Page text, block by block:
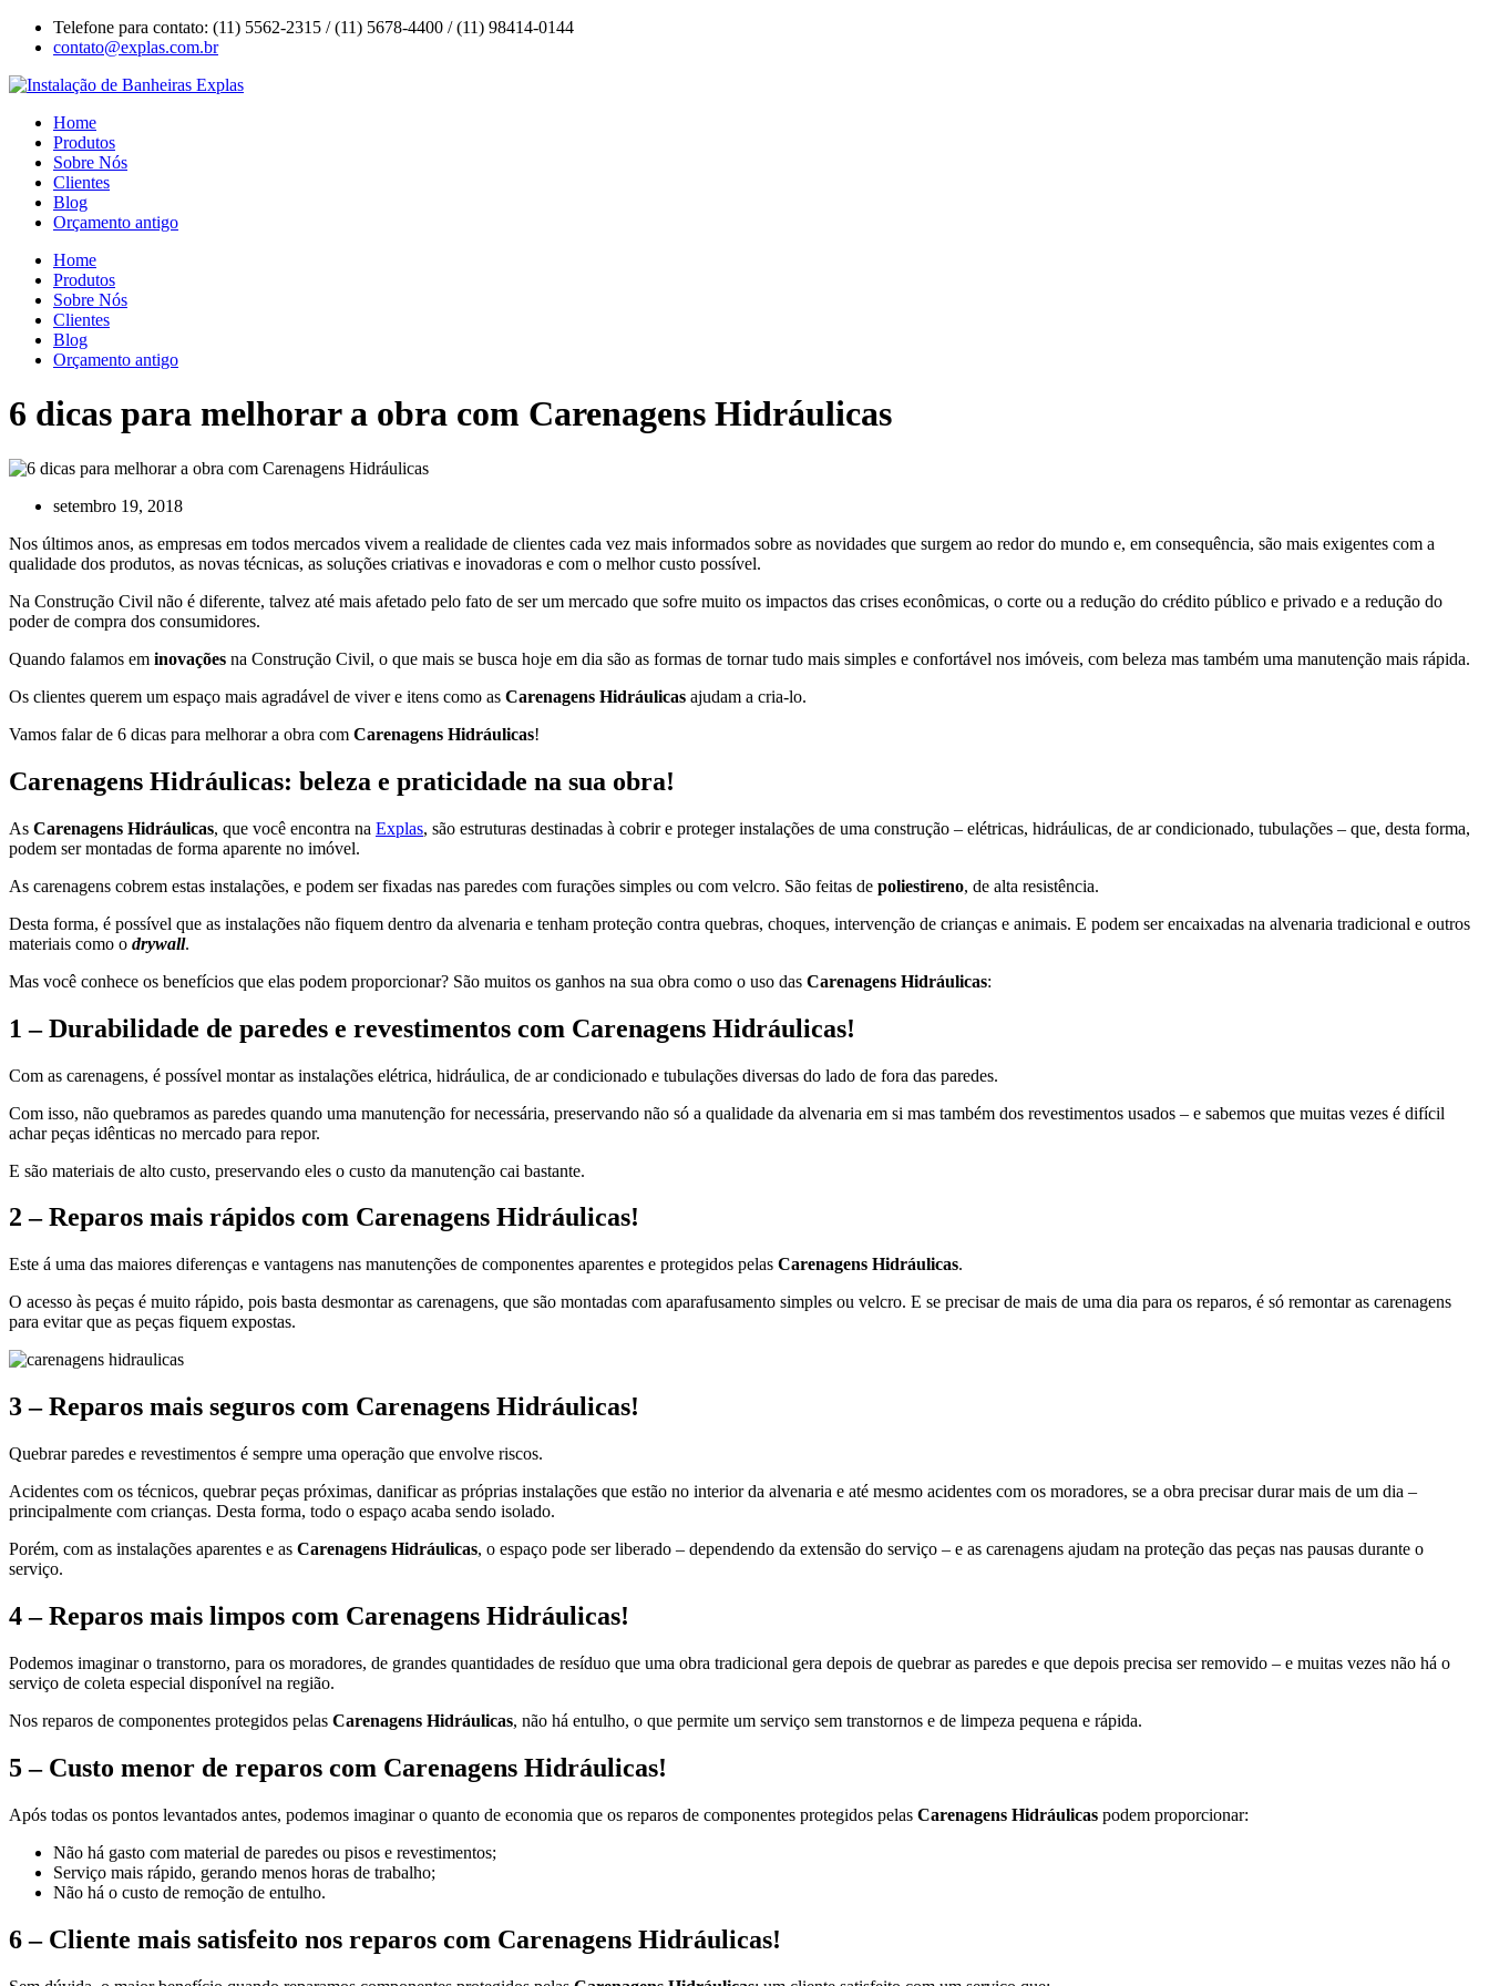
para
conteúdo
Telefone para contato: (11) 5562-2315 / (11) 5678-4400 / (11) 98414-0144
contato@explas.com.br
Home
Produtos
Sobre Nós
Clientes
Blog
Orçamento antigo
Home
Produtos
Sobre Nós
Clientes
Blog
Orçamento antigo
6 dicas para melhorar a obra com Carenagens Hidráulicas
setembro 19, 2018
Nos últimos anos, as empresas em todos mercados vivem a realidade de clientes cada vez mais informados sobre as novidades que surgem ao redor do mundo e, em consequência, são mais exigentes com a
qualidade dos produtos, as novas técnicas, as soluções criativas e inovadoras e com o melhor custo possível.
Na Construção Civil não é diferente, talvez até mais afetado pelo fato de ser um mercado que sofre muito os impactos das crises econômicas, o corte ou a redução do crédito público e privado e a redução do
poder de compra dos consumidores.
Quando falamos em inovações na Construção Civil, o que mais se busca hoje em dia são as formas de tornar tudo mais simples e confortável nos imóveis, com beleza mas também uma manutenção mais rápida.
Os clientes querem um espaço mais agradável de viver e itens como as Carenagens Hidráulicas ajudam a cria-lo.
Vamos falar de 6 dicas para melhorar a obra com Carenagens Hidráulicas!
Carenagens Hidráulicas: beleza e praticidade na sua obra!
As Carenagens Hidráulicas, que você encontra na Explas, são estruturas destinadas à cobrir e proteger instalações de uma construção – elétricas, hidráulicas, de ar condicionado, tubulações – que, desta forma,
podem ser montadas de forma aparente no imóvel.
As carenagens cobrem estas instalações, e podem ser fixadas nas paredes com furações simples ou com velcro. São feitas de poliestireno, de alta resistência.
Desta forma, é possível que as instalações não fiquem dentro da alvenaria e tenham proteção contra quebras, choques, intervenção de crianças e animais. E podem ser encaixadas na alvenaria tradicional e outros
materiais como o drywall.
Mas você conhece os benefícios que elas podem proporcionar? São muitos os ganhos na sua obra como o uso das Carenagens Hidráulicas:
1 – Durabilidade de paredes e revestimentos com Carenagens Hidráulicas!
Com as carenagens, é possível montar as instalações elétrica, hidráulica, de ar condicionado e tubulações diversas do lado de fora das paredes.
Com isso, não quebramos as paredes quando uma manutenção for necessária, preservando não só a qualidade da alvenaria em si mas também dos revestimentos usados – e sabemos que muitas vezes é difícil
achar peças idênticas no mercado para repor.
E são materiais de alto custo, preservando eles o custo da manutenção cai bastante.
2 – Reparos mais rápidos com Carenagens Hidráulicas!
Este á uma das maiores diferenças e vantagens nas manutenções de componentes aparentes e protegidos pelas Carenagens Hidráulicas.
O acesso às peças é muito rápido, pois basta desmontar as carenagens, que são montadas com aparafusamento simples ou velcro. E se precisar de mais de uma dia para os reparos, é só remontar as carenagens
para evitar que as peças fiquem expostas.
3 – Reparos mais seguros com Carenagens Hidráulicas!
Quebrar paredes e revestimentos é sempre uma operação que envolve riscos.
Acidentes com os técnicos, quebrar peças próximas, danificar as próprias instalações que estão no interior da alvenaria e até mesmo acidentes com os moradores, se a obra precisar durar mais de um dia –
principalmente com crianças. Desta forma, todo o espaço acaba sendo isolado.
Porém, com as instalações aparentes e as Carenagens Hidráulicas, o espaço pode ser liberado – dependendo da extensão do serviço – e as carenagens ajudam na proteção das peças nas pausas durante o
serviço.
4 – Reparos mais limpos com Carenagens Hidráulicas!
Podemos imaginar o transtorno, para os moradores, de grandes quantidades de resíduo que uma obra tradicional gera depois de quebrar as paredes e que depois precisa ser removido – e muitas vezes não há o
serviço de coleta especial disponível na região.
Nos reparos de componentes protegidos pelas Carenagens Hidráulicas, não há entulho, o que permite um serviço sem transtornos e de limpeza pequena e rápida.
5 – Custo menor de reparos com Carenagens Hidráulicas!
Após todas os pontos levantados antes, podemos imaginar o quanto de economia que os reparos de componentes protegidos pelas Carenagens Hidráulicas podem proporcionar:
Não há gasto com material de paredes ou pisos e revestimentos;
Serviço mais rápido, gerando menos horas de trabalho;
Não há o custo de remoção de entulho.
6 – Cliente mais satisfeito nos reparos com Carenagens Hidráulicas!